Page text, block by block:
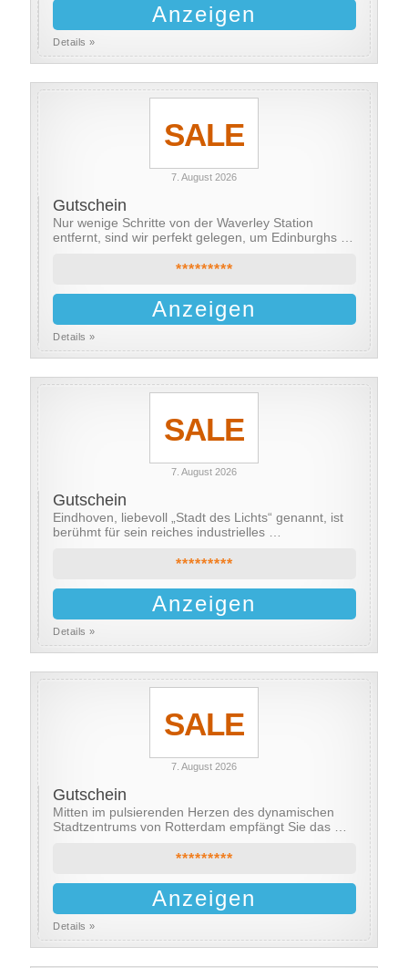
Anzeigen
Details »
SALE
7. August 2026
Gutschein
Nur wenige Schritte von der Waverley Station
entfernt, sind wir perfekt gelegen, um Edinburghs …
*********
Anzeigen
Details »
SALE
7. August 2026
Gutschein
Eindhoven, liebevoll „Stadt des Lichts“ genannt, ist
berühmt für sein reiches industrielles …
*********
Anzeigen
Details »
SALE
7. August 2026
Gutschein
Mitten im pulsierenden Herzen des dynamischen
Stadtzentrums von Rotterdam empfängt Sie das …
*********
Anzeigen
Details »